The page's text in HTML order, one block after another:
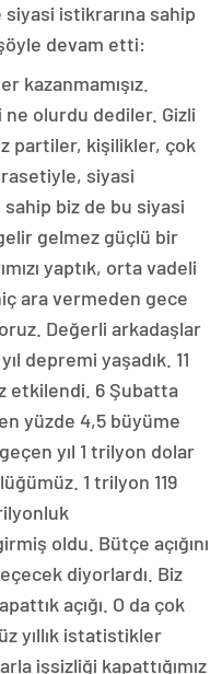
istikrarına sahip
şöyle devam etti:
kazanmamışız.
ne olurdu dediler. Gizli
partiler, kişilikler, çok
siyasi
sahip biz de bu siyasi
gelmez güçlü bir
yaptık, orta vadeli
hiç ara vermeden gece
Değerli arkadaşlar
depremi yaşadık. 11
etkilendi. 6 Şubatta
yüzde 4,5 büyüme
yıl 1 trilyon dolar
1 trilyon 119
oldu. Bütçe açığını
diyorlardı. Biz
açığı. O da çok
yıllık istatistikler
işsizliği kapattığımız